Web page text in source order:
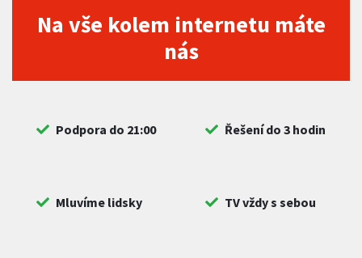
Na vše kolem internetu máte
nás
Podpora do 21:00 Řešení do 3 hodin
Mluvíme lidsky TV vždy s sebou